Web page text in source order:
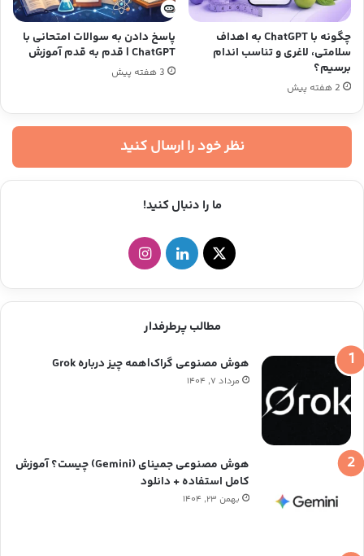
چگونه با ChatGPT به اهداف
سلامتی، لاغری و تناسب اندام
برسیم؟
2 هفته پیش
پاسخ دادن به سوالات امتحانی با
ChatGPT | قدم به قدم آموزش
3 هفته پیش
نظر خود را ارسال کنید
ما را دنبال کنید!
ی
ک
ی
ن
ک
ی
مطالب پرطرفدار
هوش مصنوعی گراک|همه چیز درباره Grok
مرداد ۷, ۱۴۰۴
هوش مصنوعی جمینای (Gemini) چیست؟ آموزش
کامل استفاده + دانلود
بهمن ۲۳, ۱۴۰۴